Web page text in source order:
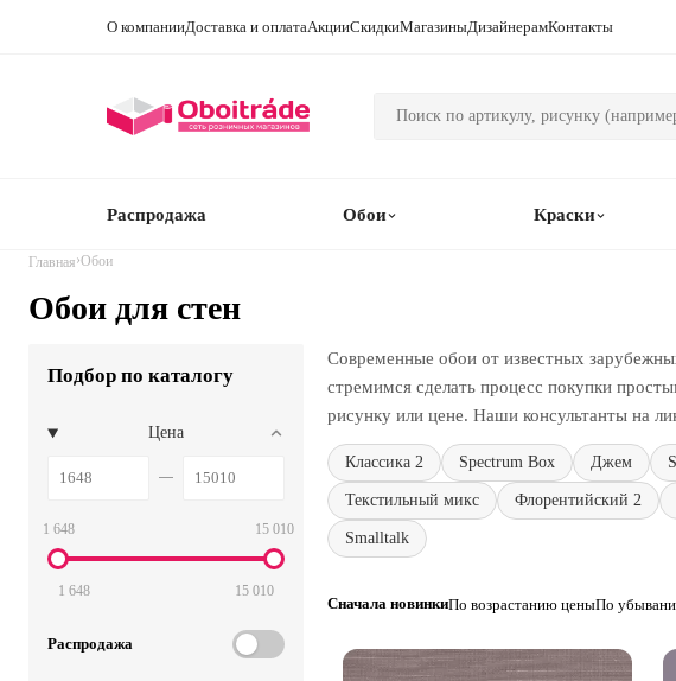
О компанииДоставка и оплатаАкцииСкидкиМагазиныДизайнерамКонтакты
Распродажа Обои Краски
Главная›Обои
Обои для стен
Подбор по каталогу
Цена
1 648 15 010
1 648 15 010
Распродажа
Современные обои от известных
стремимся сделать процесс покупки
рисунку или цене. Наши консультанты на
Классика 2 Spectrum Box Джем
Текстильный микс Флорентийский 2
Smalltalk
Сначала новинкиПо возрастанию ценыПо